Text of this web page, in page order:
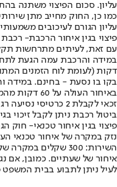
עליון. סכום הפיצוי משתנה
כמו כן, החוק מחייב מתן
עליון הגורם לעיכובים
פיצוי בגין איחור הרכבת- רכבת
עם זאת, לעיתים מתרחשות
דקות (לעומת לוח הזמנים
בקו בו נסעת - בחינם. במידה
באיחור
זכאי לקבלת 2
ביטול רכבת ניתן לקבל זיכוי
פיצוי בגין איחור טכנאי- חוק
נזק במקרה של איחור טכנאי
איחור של שעתיים. כמובן, אם
לעיל ניתן לתבוע בבית המשפט